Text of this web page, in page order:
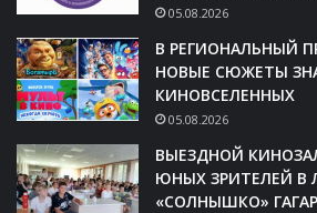
05.08.2026
В РЕГИОНАЛЬНЫЙ
НОВЫЕ СЮЖЕТЫ
КИНОВСЕЛЕННЫХ
05.08.2026
ВЫЕЗДНОЙ
ЮНЫХ ЗРИТЕЛЕЙ В
«СОЛНЫШКО»